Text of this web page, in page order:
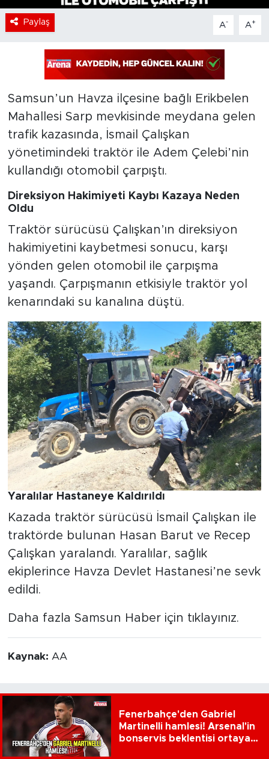
Paylaş A- A+
Samsun’un Havza ilçesine bağlı Erikbelen
Mahallesi Sarp mevkisinde meydana gelen
trafik kazasında, İsmail Çalışkan
yönetimindeki traktör ile Adem Çelebi’nin
kullandığı otomobil çarpıştı.
Direksiyon Hakimiyeti Kaybı Kazaya Neden
Oldu
Traktör sürücüsü Çalışkan’ın direksiyon
hakimiyetini kaybetmesi sonucu, karşı
yönden gelen otomobil ile çarpışma
yaşandı. Çarpışmanın etkisiyle traktör yol
kenarındaki su kanalına düştü.
Yaralılar Hastaneye Kaldırıldı
Kazada traktör sürücüsü İsmail Çalışkan ile
traktörde bulunan Hasan Barut ve Recep
Çalışkan yaralandı. Yaralılar, sağlık
ekiplerince Havza Devlet Hastanesi’ne sevk
edildi.
Daha fazla Samsun Haber için tıklayınız.
Kaynak: AA
Fenerbahçe'den Gabriel
Martinelli hamlesi! Arsenal'in
bonservis beklentisi ortaya